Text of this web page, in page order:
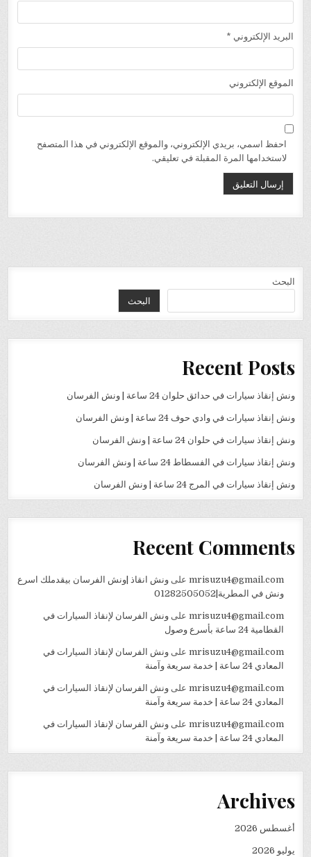
البريد الإلكتروني *
الموقع الإلكتروني
احفظ اسمي، بريدي الإلكتروني، والموقع الإلكتروني في هذا المتصفح
لاستخدامها المرة المقبلة في تعليقي.
البحث
البحث
Recent Posts
ونش إنقاذ سيارات في حدائق حلوان 24 ساعة | ونش الفرسان
ونش إنقاذ سيارات في وادي حوف 24 ساعة | ونش الفرسان
ونش إنقاذ سيارات في حلوان 24 ساعة | ونش الفرسان
ونش إنقاذ سيارات في الفسطاط 24 ساعة | ونش الفرسان
ونش إنقاذ سيارات في المرج 24 ساعة | ونش الفرسان
Recent Comments
mrisuzu4@gmail.comعلى ونش انقاذ |ونش الفرسان بيقدملك اسرع
ونش في المطرية|01282505052
mrisuzu4@gmail.comعلى ونش الفرسان لإنقاذ السيارات في
القطامية 24 ساعة بأسرع وصول
mrisuzu4@gmail.comعلى ونش الفرسان لإنقاذ السيارات في
المعادي 24 ساعة | خدمة سريعة وآمنة
mrisuzu4@gmail.comعلى ونش الفرسان لإنقاذ السيارات في
المعادي 24 ساعة | خدمة سريعة وآمنة
mrisuzu4@gmail.comعلى ونش الفرسان لإنقاذ السيارات في
المعادي 24 ساعة | خدمة سريعة وآمنة
Archives
أغسطس 2026
يوليو 2026